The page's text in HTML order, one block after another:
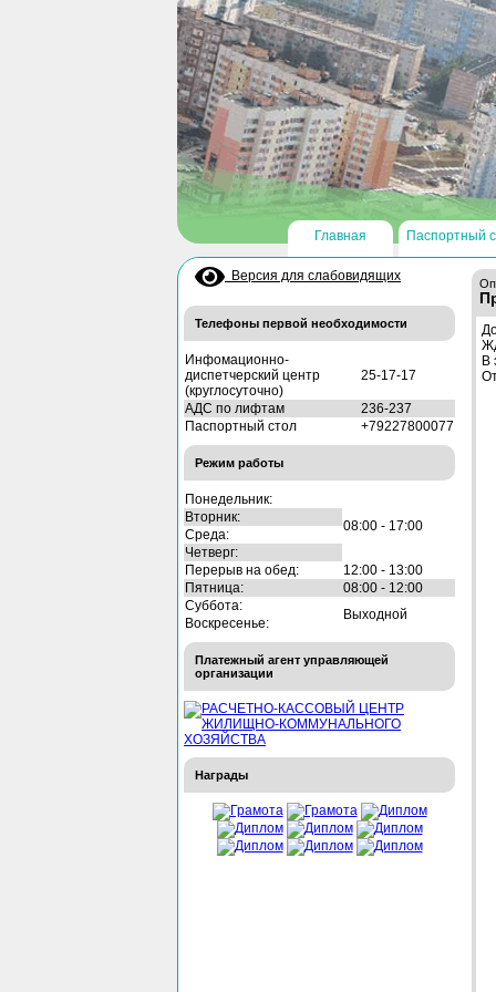
Главная Паспортный
Версия для слабовидящих
Телефоны первой необходимости
Инфомационно-
диспетчерский центр
(круглосуточно)
25-17-17
АДС по лифтам
236-237
Паспортный стол
+79227800077
Режим работы
Понедельник:
08:00 - 17:00
Вторник:
Среда:
Четверг:
Перерыв на обед:
12:00 - 13:00
Пятница:
08:00 - 12:00
Суббота:
Выходной
Воскресенье:
Платежный агент управляющей
организации
Награды
В